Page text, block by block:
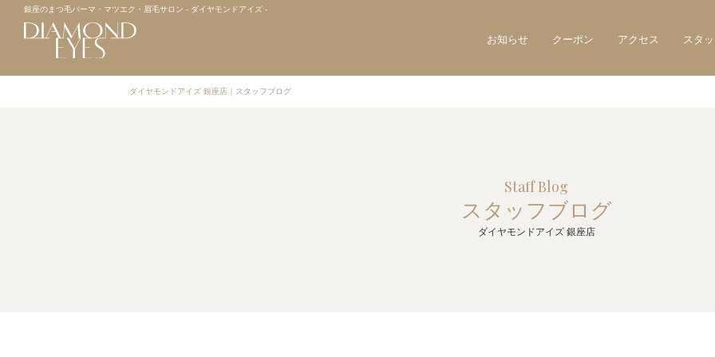
銀座のまつ毛パーマ・マツエク・眉毛サロン - ダイヤモンドアイズ -
お知らせ クーポン アクセス スタ
ダイヤモンドアイズ 銀座店 スタッフブログ
Staff Blog
スタッフブログ
ダイヤモンドアイズ 銀座店